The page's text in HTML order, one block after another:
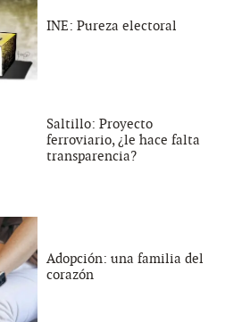
INE: Pureza electoral
Saltillo: Proyecto
ferroviario, ¿le hace falta
transparencia?
Adopción: una familia del
corazón